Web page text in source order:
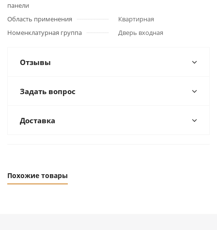
панели
Область применения
Квартирная
Номенклатурная группа
Дверь входная
Отзывы
Задать вопрос
Доставка
Похожие товары